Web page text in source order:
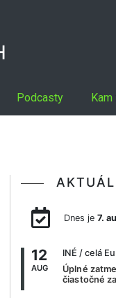
Podcasty Kam
Dnes je 7.
12
AUG
INÉ / celá
Úplné
čiastočné